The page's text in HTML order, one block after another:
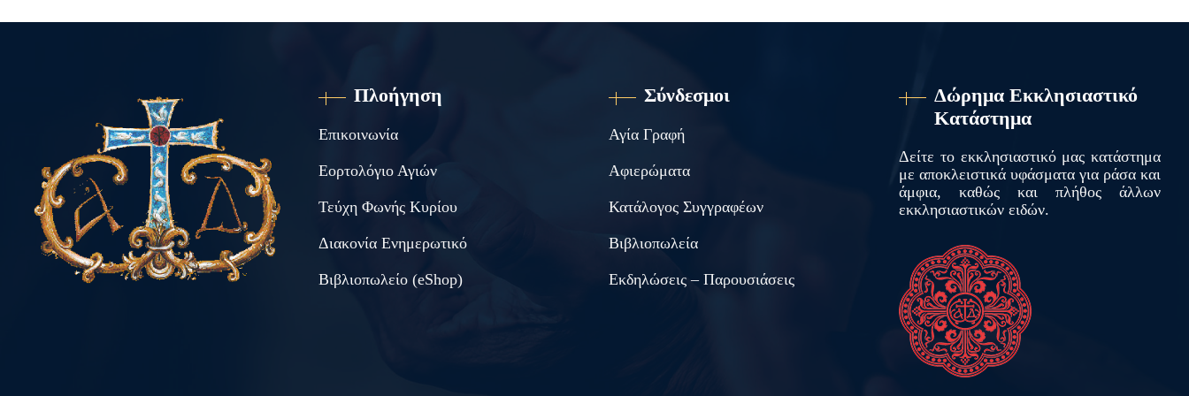
Πλοήγηση
Επικοινωνία
Εορτολόγιο Αγιών
Τεύχη Φωνής Κυρίου
Διακονία Ενημερωτικό
Βιβλιοπωλείο (eShop)
Σύνδεσμοι
Αγία Γραφή
Αφιερώματα
Κατάλογος Συγγραφέων
Βιβλιοπωλεία
Εκδηλώσεις – Παρουσιάσεις
Δώρημα Εκκλησιαστικό
Κατάστημα
Δείτε το εκκλησιαστικό μας κατάστημα
με αποκλειστικά υφάσματα για ράσα και
άμφια, καθώς και πλήθος άλλων
εκκλησιαστικών ειδών.